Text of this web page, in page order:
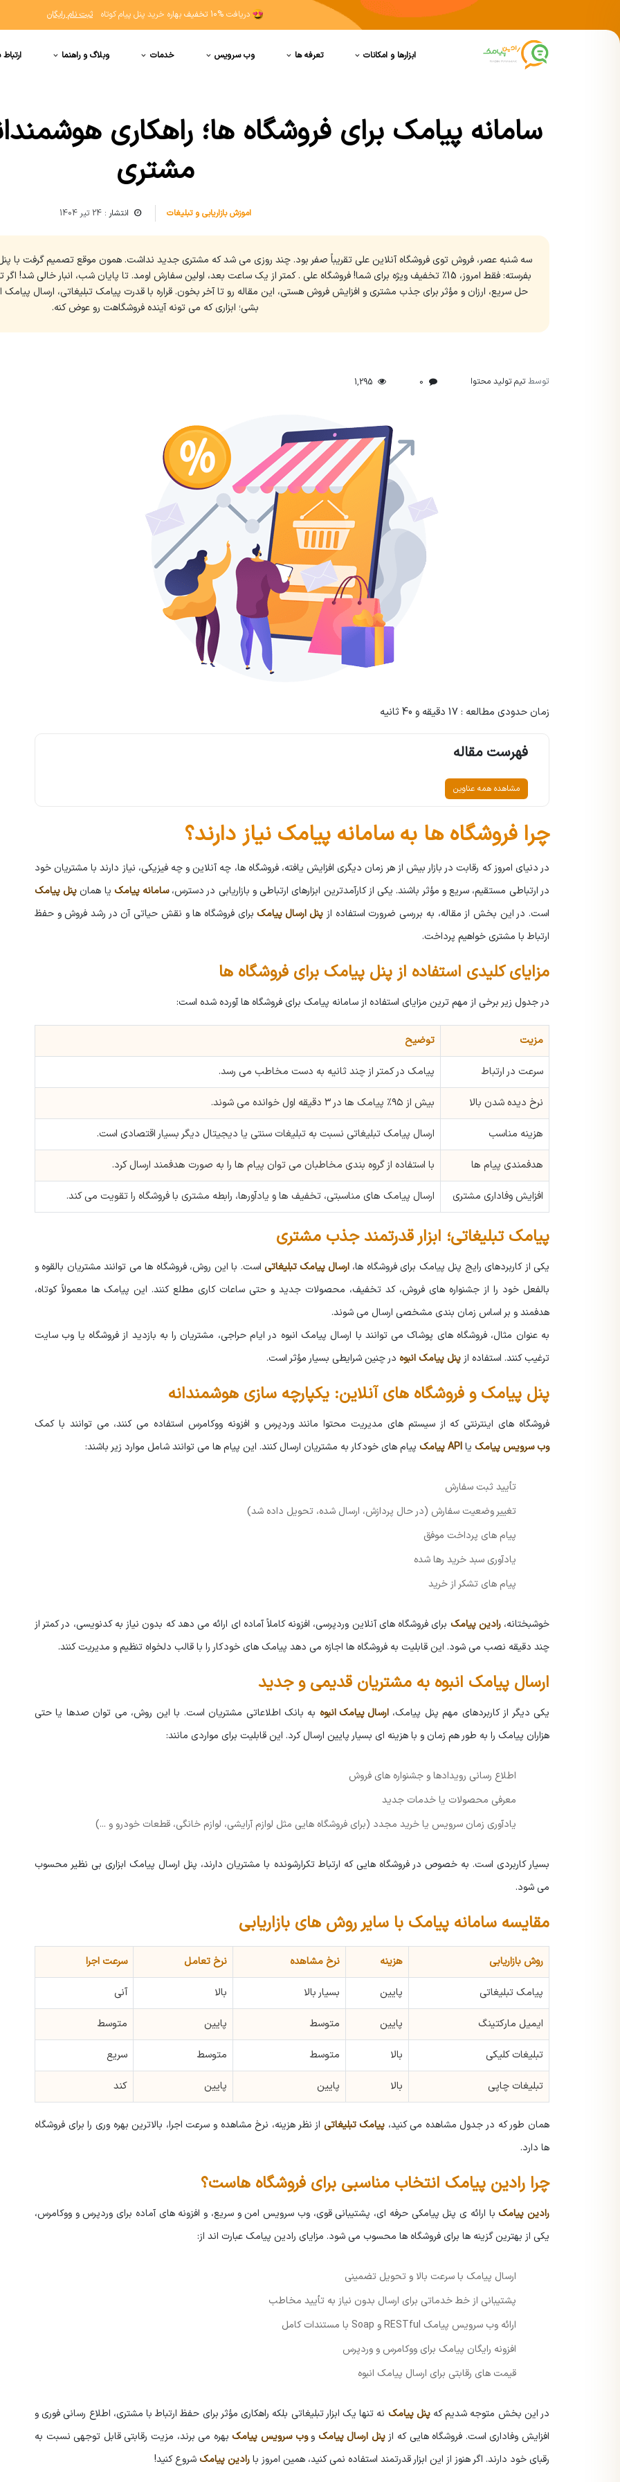
دریافت 10% تخفیف بهاره خرید پنل پیام کوتاه ثبت نام رایگان
ابزارها و امکانات تعرفه ها وب سرویس خدمات وبلاگ و راهنما ارتباط
سامانه پیامک برای فروشگاه ها؛ راهکاری
مشتری
اموزش بازاریابی و تبلیغات انتشار :24 تیر 1404
سه شنبه عصر، فروش توی فروشگاه آنلاین علی تقریباً صفر بود. چند روزی می شد که مشتری جدید نداشت. همون موقع تصمیم گرفت با
بفرسته: فقط امروز، 15٪ تخفیف ویژه برای شما! فروشگاه علی . کمتر از یک ساعت بعد، اولین سفارش اومد. تا پایان شب، انبار خالی
حل سریع، ارزان و مؤثر برای جذب مشتری و افزایش فروش هستی، این مقاله رو تا آخر بخون. قراره با قدرت پیامک تبلیغاتی، ارسال
بشی؛ ابزاری که می تونه آینده فروشگاهت رو عوض کنه.
توسطتیم تولید محتوا 0
1,295
زمان حدودی مطالعه : 17 دقیقه و 40 ثانیه
فهرست مقاله
مشاهده همه عناوین
چرا فروشگاه ها به سامانه پیامک نیاز دارند؟
در دنیای امروز که رقابت در بازار بیش از هر زمان دیگری افزایش یافته، فروشگاه ها، چه آنلاین و چه فیزیکی، نیاز دارند با مشتریان خود
در ارتباطی مستقیم، سریع و مؤثر باشند. یکی از کارآمدترین ابزارهای ارتباطی و بازاریابی در دسترس،سامانه پیامک یا همان پنل پیامک
است. در این بخش از مقاله، به بررسی ضرورت استفاده از پنل ارسال پیامک برای فروشگاه ها و نقش حیاتی آن در رشد فروش و حفظ
ارتباط با مشتری خواهیم پرداخت.
مزایای کلیدی استفاده از پنل پیامک برای فروشگاه ها
در جدول زیر برخی از مهم ترین مزایای استفاده از سامانه پیامک برای فروشگاه ها آورده شده است:
مزیت توضیح
سرعت در ارتباط پیامک در کمتر از چند ثانیه به دست مخاطب می رسد.
نرخ دیده شدن بالا بیش از ۹۵٪ پیامک ها در ۳ دقیقه اول خوانده می شوند.
هزینه مناسب ارسال پیامک تبلیغاتی نسبت به تبلیغات سنتی یا دیجیتال دیگر بسیار اقتصادی است.
هدفمندی پیام ها با استفاده از گروه بندی مخاطبان می توان پیام ها را به صورت هدفمند ارسال کرد.
افزایش وفاداری مشتری ارسال پیامک های مناسبتی، تخفیف ها و یادآورها، رابطه مشتری با فروشگاه را تقویت می کند.
پیامک تبلیغاتی؛ ابزار قدرتمند جذب مشتری
یکی از کاربردهای رایج پنل پیامک برای فروشگاه ها،ارسال پیامک تبلیغاتی است. با این روش، فروشگاه ها می توانند مشتریان بالقوه و
بالفعل خود را از جشنواره های فروش، کد تخفیف، محصولات جدید و حتی ساعات کاری مطلع کنند. این پیامک ها معمولاً کوتاه،
هدفمند و بر اساس زمان بندی مشخصی ارسال می شوند.
به عنوان مثال، فروشگاه های پوشاک می توانند با ارسال پیامک انبوه در ایام حراجی، مشتریان را به بازدید از فروشگاه یا وب سایت
ترغیب کنند. استفاده از پنل پیامک انبوه در چنین شرایطی بسیار مؤثر است.
پنل پیامک و فروشگاه های آنلاین: یکپارچه سازی هوشمندانه
فروشگاه های اینترنتی که از سیستم های مدیریت محتوا مانند وردپرس و افزونه ووکامرس استفاده می کنند، می توانند با کمک
وب سرویس پیامک یاAPI پیامک پیام های خودکار به مشتریان ارسال کنند. این پیام ها می توانند شامل موارد زیر باشند:
تأیید ثبت سفارش
تغییر وضعیت سفارش (در حال پردازش، ارسال شده، تحویل داده شد)
پیام های پرداخت موفق
یادآوری سبد خرید رها شده
پیام های تشکر از خرید
خوشبختانه،رادین پیامک برای فروشگاه های آنلاین وردپرسی، افزونه کاملاً آماده ای ارائه می دهد که بدون نیاز به کدنویسی، در کمتر از
چند دقیقه نصب می شود. این قابلیت به فروشگاه ها اجازه می دهد پیامک های خودکار را با قالب دلخواه تنظیم و مدیریت کنند.
ارسال پیامک انبوه به مشتریان قدیمی و جدید
یکی دیگر از کاربردهای مهم پنل پیامک،ارسال پیامک انبوه به بانک اطلاعاتی مشتریان است. با این روش، می توان صدها یا حتی
هزاران پیامک را به طور هم زمان و با هزینه ای بسیار پایین ارسال کرد. این قابلیت برای مواردی مانند:
اطلاع رسانی رویدادها و جشنواره های فروش
معرفی محصولات یا خدمات جدید
یادآوری زمان سرویس یا خرید مجدد (برای فروشگاه هایی مثل لوازم آرایشی، لوازم خانگی، قطعات خودرو و ...)
بسیار کاربردی است. به خصوص در فروشگاه هایی که ارتباط تکرارشونده با مشتریان دارند، پنل ارسال پیامک ابزاری بی نظیر محسوب
می شود.
مقایسه سامانه پیامک با سایر روش های بازاریابی
روش بازاریابی هزینه نرخ مشاهده نرخ تعامل سرعت اجرا
پیامک تبلیغاتی پایین بسیار بالا بالا آنی
ایمیل مارکتینگ پایین متوسط پایین متوسط
تبلیغات کلیکی بالا متوسط متوسط سریع
تبلیغات چاپی بالا پایین پایین کند
همان طور که در جدول مشاهده می کنید،پیامک تبلیغاتی از نظر هزینه، نرخ مشاهده و سرعت اجرا، بالاترین بهره وری را برای فروشگاه
ها دارد.
چرا رادین پیامک انتخاب مناسبی برای فروشگاه هاست؟
رادین پیامک با ارائه ی پنل پیامکی حرفه ای، پشتیبانی قوی، وب سرویس امن و سریع، و افزونه های آماده برای وردپرس و ووکامرس،
یکی از بهترین گزینه ها برای فروشگاه ها محسوب می شود. مزایای رادین پیامک عبارت اند از:
ارسال پیامک با سرعت بالا و تحویل تضمینی
پشتیبانی از خط خدماتی برای ارسال بدون نیاز به تأیید مخاطب
ارائه وب سرویس پیامک RESTful و Soap با مستندات کامل
افزونه رایگان پیامک برای ووکامرس و وردپرس
قیمت های رقابتی برای ارسال پیامک انبوه
در این بخش متوجه شدیم کهپنل پیامک نه تنها یک ابزار تبلیغاتی بلکه راهکاری مؤثر برای حفظ ارتباط با مشتری، اطلاع رسانی فوری و
افزایش وفاداری است. فروشگاه هایی که ازپنل ارسال پیامک ووب سرویس پیامک بهره می برند، مزیت رقابتی قابل توجهی نسبت به
رقبای خود دارند. اگر هنوز از این ابزار قدرتمند استفاده نمی کنید، همین امروز بارادین پیامک شروع کنید!